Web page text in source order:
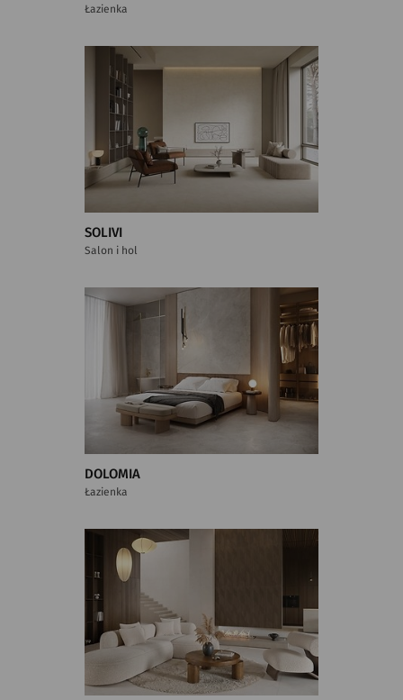
Łazienka
SOLIVI
Salon i hol
DOLOMIA
Łazienka